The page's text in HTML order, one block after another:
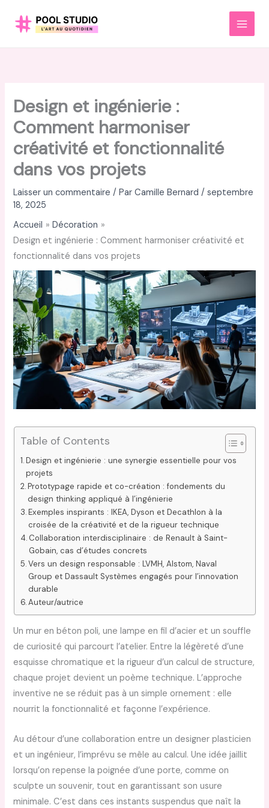
MAIN
Design et ingénierie :
Comment harmoniser
créativité et fonctionnalité
dans vos projets
Laisser un commentaire / ParCamille Bernard/septembre
18, 2025
Accueil
Décoration
Design et ingénierie : Comment harmoniser créativité et
fonctionnalité dans vos projets
Table of Contents
Design et ingénierie : une synergie essentielle pour vos
projets
Prototypage rapide et co-création : fondements du
design thinking appliqué à l’ingénierie
Exemples inspirants : IKEA, Dyson et Decathlon à la
croisée de la créativité et de la rigueur technique
Collaboration interdisciplinaire : de Renault à Saint-
Gobain, cas d’études concrets
Vers un design responsable : LVMH, Alstom, Naval
Group et Dassault Systèmes engagés pour l’innovation
durable
Auteur/autrice
Un mur en béton poli, une lampe en fil d’acier et un souffle
de curiosité qui parcourt l’atelier. Entre la légèreté d’une
esquisse chromatique et la rigueur d’un calcul de structure,
chaque projet devient un poème technique. L’approche
inventive ne se réduit pas à un simple ornement : elle
nourrit la fonctionnalité et façonne l’expérience.
Au détour d’une collaboration entre un designer plasticien
et un ingénieur, l’imprévu se mêle au calcul. Une idée jaillit
lorsqu’on repense la poignée d’une porte, comme on
sculpte un souvenir, tout en garantissant son usure
minimale. C’est dans ces instants suspendus que naît la